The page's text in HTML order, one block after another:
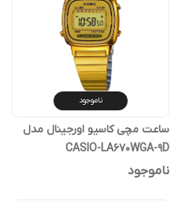
ناموجود
ساعت مچی کاسیو اورجینال مدل
CASIO-LA670WGA-9D
ناموجود